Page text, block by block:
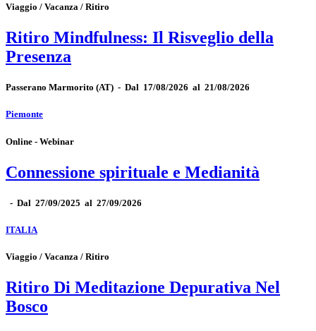
Viaggio / Vacanza / Ritiro
Ritiro Mindfulness: Il Risveglio della
Presenza
Passerano Marmorito (AT) - Dal 17/08/2026 al 21/08/2026
Piemonte
Online - Webinar
Connessione spirituale e Medianità
- Dal 27/09/2025 al 27/09/2026
ITALIA
Viaggio / Vacanza / Ritiro
Ritiro Di Meditazione Depurativa Nel
Bosco